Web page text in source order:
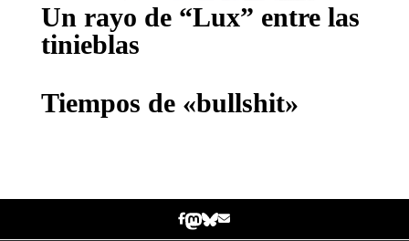
Un rayo de “Lux” entre las
tinieblas
Tiempos de «bullshit»